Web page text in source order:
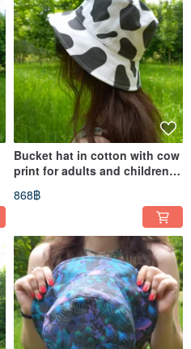
Bucket hat in cotton with cow
print for adults and children.
Cotton panama.
868฿